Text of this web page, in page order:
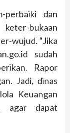
perbaiki dan
bukaan
wujud. “Jika
sudah
Rapor
Jadi, dinas
Keuangan
agar dapat